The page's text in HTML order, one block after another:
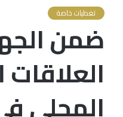
تغطيات خاصة
ضمن
العلاقات
المحلي